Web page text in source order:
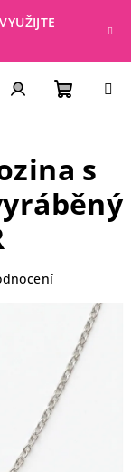
KOŠÍK
s